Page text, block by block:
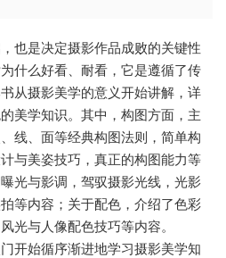
也是决定摄影作品成败的关键性
什么好看、耐看，它是遵循了传
从摄影美学的意义开始讲解，详
美学知识。其中，构图方面，主
线、面等经典构图法则，简单构
与美姿技巧，真正的构图能力等
光与影调，驾驭摄影光线，光影
等内容；关于配色，介绍了色彩
光与人像配色技巧等内容。
开始循序渐进地学习摄影美学知